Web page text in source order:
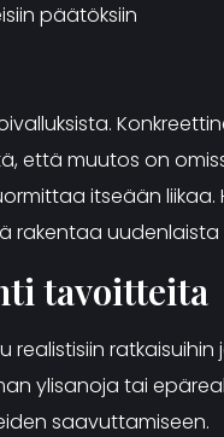
päätöksiin
että muutos on
itseään
tavoitteita
ylisanoja tai
saavuttamiseen.